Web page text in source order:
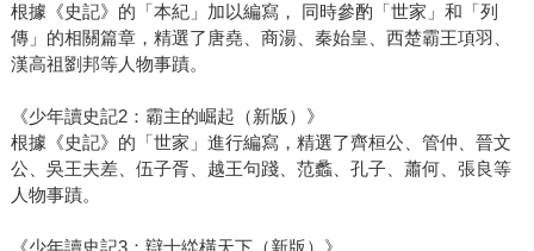
根據《史記》的「本紀」加以編寫， 同時參酌「世家」和「列
傳」的相關篇章，精選了唐堯、商湯、秦始皇、西楚霸王項羽、
漢高祖劉邦等人物事蹟。
《少年讀史記2：霸主的崛起（新版）》
根據《史記》的「世家」進行編寫，精選了齊桓公、管仲、晉文
公、吳王夫差、伍子胥、越王句踐、范蠡、孔子、蕭何、張良等
人物事蹟。
《少年讀史記3：辯士緃橫天下（新版）》